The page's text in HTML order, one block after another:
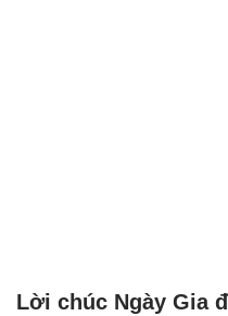
Lời chúc Ngày Gia